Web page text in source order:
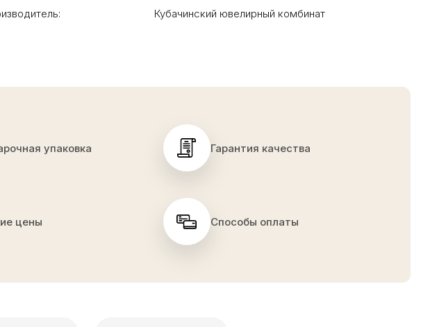
Кубачинский ювелирный комбинат
упаковка Гарантия качества
цены Способы оплаты